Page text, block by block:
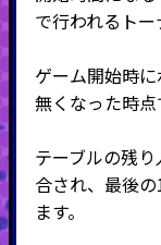
で行われるトー
ゲーム開始時
無くなった時点
テーブルの残
合され、最後の
ます。